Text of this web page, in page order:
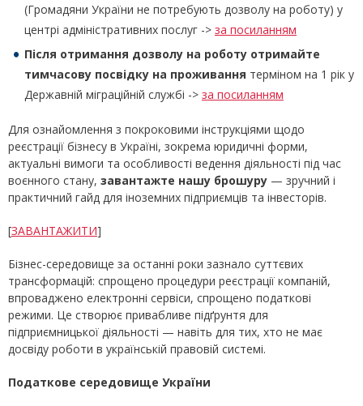
(Громадяни України не потребують дозволу на роботу) у
центрі адміністративних послуг -> за посиланням
Після отримання дозволу на роботу отримайте
тимчасову посвідку на проживання терміном на 1 рік у
Державній міграційній службі -> за посиланням
Для ознайомлення з покроковими інструкціями щодо
реєстрації бізнесу в Україні, зокрема юридичні форми,
актуальні вимоги та особливості ведення діяльності під час
воєнного стану, завантажте нашу брошуру — зручний і
практичний гайд для іноземних підприємців та інвесторів.
[ЗАВАНТАЖИТИ]
Бізнес-середовище за останні роки зазнало суттєвих
трансформацій: спрощено процедури реєстрації компаній,
впроваджено електронні сервіси, спрощено податкові
режими. Це створює привабливе підґрунтя для
підприємницької діяльності — навіть для тих, хто не має
досвіду роботи в українській правовій системі.
Податкове середовище України